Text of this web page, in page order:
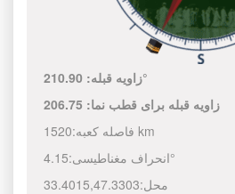
زاویه قبله:210.90°
زاویه قبله برای قطب نما: 206.75
فاصله کعبه: 1520 km
انحراف مغناطیسی:4.15°
محل:
33.4015,47.3303